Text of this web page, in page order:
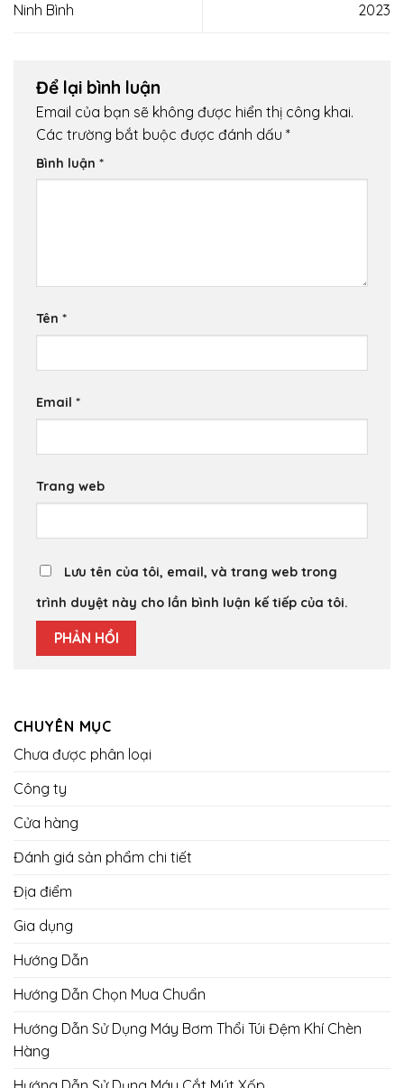
Ninh Bình
2023
Để lại bình luận
Email của bạn sẽ không được hiển thị công khai.
Các trường bắt buộc được đánh dấu *
Bình luận *
Tên *
Email *
Trang web
Lưu tên của tôi, email, và trang web trong
trình duyệt này cho lần bình luận kế tiếp của tôi.
CHUYÊN MỤC
Chưa được phân loại
Công ty
Cửa hàng
Đánh giá sản phẩm chi tiết
Địa điểm
Gia dụng
Hướng Dẫn
Hướng Dẫn Chọn Mua Chuẩn
Hướng Dẫn Sử Dụng Máy Bơm Thổi Túi Đệm Khí Chèn
Hàng